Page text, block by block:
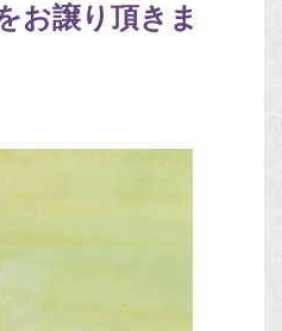
お譲り頂きま